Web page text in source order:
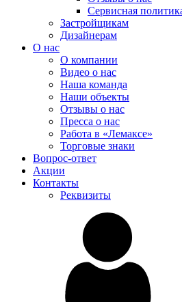
Сервисная
Застройщикам
Дизайнерам
О нас
О компании
Видео о нас
Наша команда
Наши объекты
Отзывы о нас
Пресса о нас
Работа в «Лемаксе»
Торговые знаки
Вопрос-ответ
Акции
Контакты
Реквизиты